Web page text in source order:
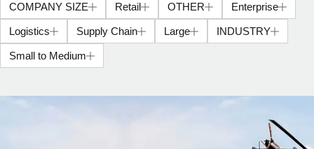
COMPANY SIZE Retail OTHER Enterprise
Logistics Supply Chain Large INDUSTRY
Small to Medium